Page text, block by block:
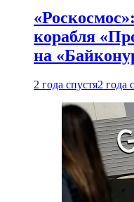
корабля
на
2 года спустя2 года